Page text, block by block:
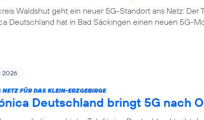
Waldshut geht ein neuer 5G-Standort ans Netz: Der
Deutschland hat in Bad Säckingen einen neuen 5G-
2026
NETZ FÜR DAS KLEIN-ERZGEBIRGE
Deutschland bringt 5G nach